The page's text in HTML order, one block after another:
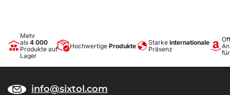
Mehr
als 4 000
Produkte auf
Lager
Hochwertige Produkte Starke internationale
Präsenz
info@sixtol.com